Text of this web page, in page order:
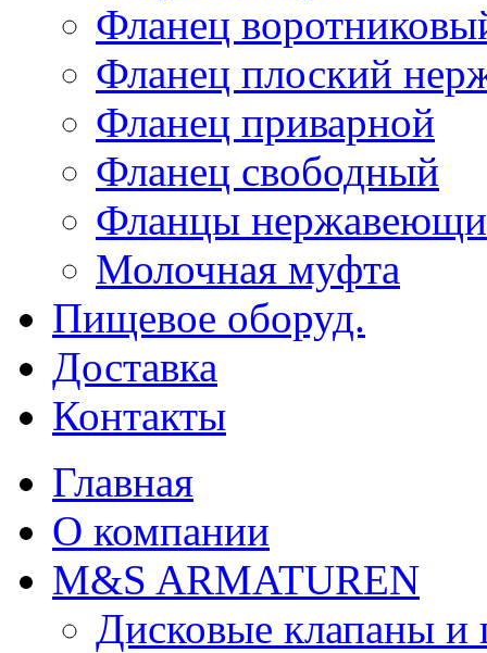
Фланец
Фланец плоский
Фланец приварной
Фланец свободный
Фланцы
Молочная муфта
Пищевое оборуд.
Доставка
Контакты
Главная
О компании
М&S ARMATUREN
Дисковые клапаны